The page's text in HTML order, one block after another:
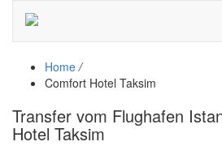
Home /
Comfort Hotel Taksim
Transfer vom Flughafen
Hotel Taksim